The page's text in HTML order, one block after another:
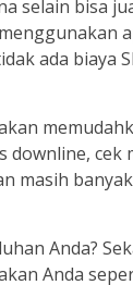
selain bisa
ada biaya
downline, cek
masih
Anda?
Anda